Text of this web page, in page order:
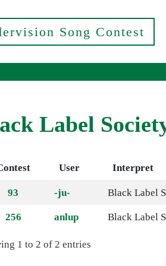
Song Contest
Label
User Interpret
93 -ju- Black Label
256 anlup Black Label
1 to 2 of 2 entries